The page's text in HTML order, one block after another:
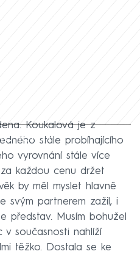
fetch
Koukalová je z
stále probíhajícího
vyrovnání stále více
každou cenu držet
by měl myslet hlavně
svým partnerem zažil, i
představ. Musím bohužel
současnosti nahlíží
těžko. Dostala se ke